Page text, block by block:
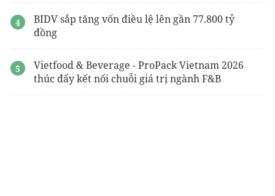
BIDV sắp tăng vốn điều lệ lên gần 77.800 tỷ
đồng
Vietfood & Beverage - ProPack Vietnam 2026
thúc đẩy kết nối chuỗi giá trị ngành F&B